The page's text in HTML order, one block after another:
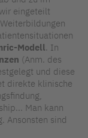
eingeteilt
Modell. In
(Anm. des
und diese
direkte klinische
Man kann
Ansonsten sind